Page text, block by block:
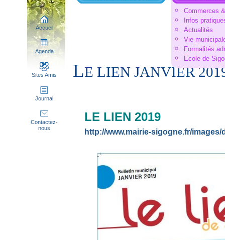
Accueil
Agenda
Sites Amis
Journal
Contactez-
nous
Commerces
Infos
Actualités
Vie
Formalités
Ecole de
LE LIEN JANVIER
LE LIEN 2019
http://www.mairie-sigogne.fr/